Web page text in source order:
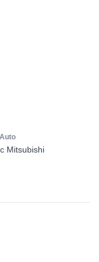
Mitsubishi